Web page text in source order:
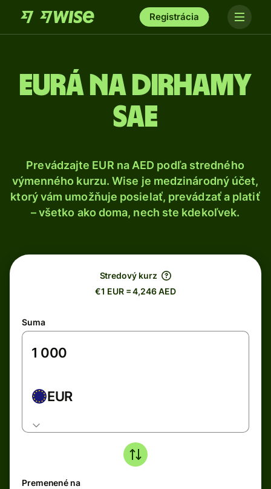
Registrácia
Eurá na dirhamy
SAE
Prevádzajte EUR na AED podľa stredného
výmenného kurzu. Wise je medzinárodný účet,
ktorý vám umožňuje posielať, prevádzať a platiť
– všetko ako doma, nech ste kdekoľvek.
Stredový kurz
€1 EUR = 4,246 AED
Suma
EUR
Premenené na